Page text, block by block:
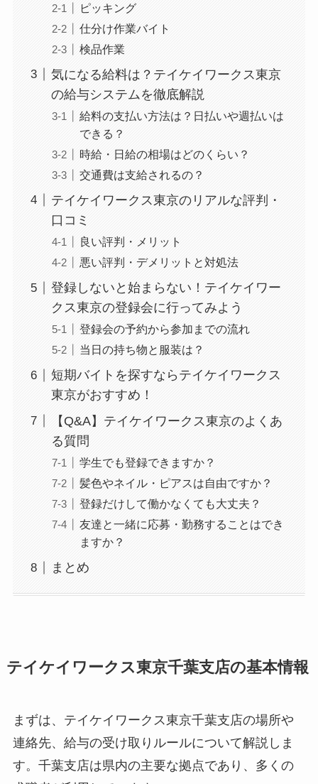
ピッキング
仕分け作業バイト
検品作業
気になる給料は？テイケイワークス東京
の給与システムを徹底解説
給料の支払い方法は？日払いや週払いは
できる？
時給・日給の相場はどのくらい？
交通費は支給されるの？
テイケイワークス東京のリアルな評判・
口コミ
良い評判・メリット
悪い評判・デメリットと対処法
登録しないと始まらない！テイケイワー
クス東京の登録会に行ってみよう
登録会の予約から参加までの流れ
当日の持ち物と服装は？
短期バイトを探すならテイケイワークス
東京がおすすめ！
【Q&A】テイケイワークス東京のよくあ
る質問
学生でも登録できますか？
髪色やネイル・ピアスは自由ですか？
登録だけして働かなくても大丈夫？
友達と一緒に応募・勤務することはでき
ますか？
まとめ
テイケイワークス東京千葉支店の基本情報
まずは、テイケイワークス東京千葉支店の場所や
連絡先、給与の受け取りルールについて解説しま
す。千葉支店は県内の主要な拠点であり、多くの